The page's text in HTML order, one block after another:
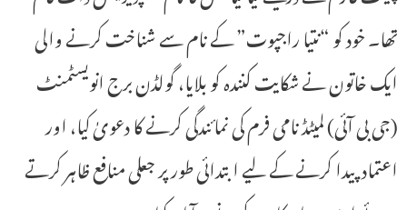
تھا۔ خود کو “نتیا راجپوت” کے نام سے شناخت کرنے والی
ایک خاتون نے شکایت کنندہ کو بلایا، گولڈن برج انویسٹمنٹ
(جی بی آئی) لمیٹڈ نامی فرم کی نمائندگی کرنے کا دعویٰ کیا، اور
اعتماد پیدا کرنے کے لیے ابتدائی طور پر جعلی منافع ظاہر کرتے